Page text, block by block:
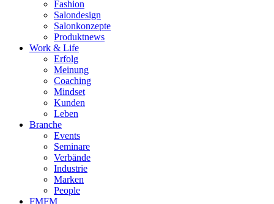
Fashion
Salondesign
Salonkonzepte
Produktnews
Work & Life
Erfolg
Meinung
Coaching
Mindset
Kunden
Leben
Branche
Events
Seminare
Verbände
Industrie
Marken
People
FMFM